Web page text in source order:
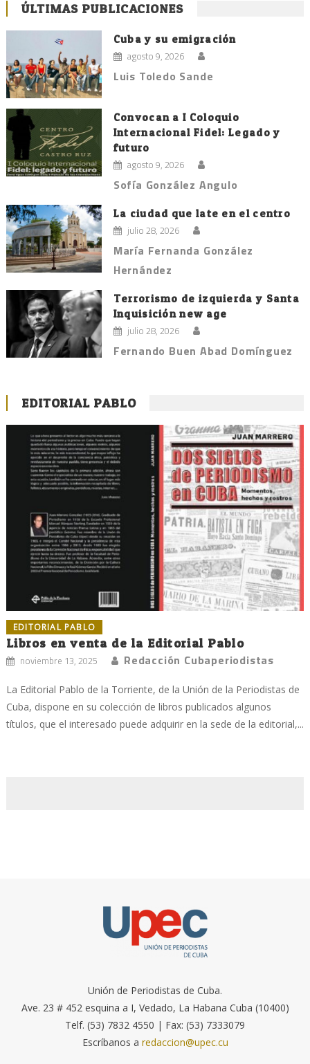
ÚLTIMAS PUBLICACIONES
Cuba y su emigración
agosto 9, 2026
Luis Toledo Sande
Convocan a I Coloquio
Internacional Fidel: Legado y
futuro
agosto 9, 2026
Sofía González Angulo
La ciudad que late en el centro
julio 28, 2026
María Fernanda González
Hernández
Terrorismo de izquierda y Santa
Inquisición new age
julio 28, 2026
Fernando Buen Abad Domínguez
EDITORIAL PABLO
EDITORIAL PABLO
Libros en venta de la Editorial Pablo
noviembre 13, 2025 Redacción Cubaperiodistas
La Editorial Pablo de la Torriente, de la Unión de la Periodistas de
Cuba, dispone en su colección de libros publicados algunos
títulos, que el interesado puede adquirir en la sede de la editorial,...
Unión de Periodistas de Cuba.
Ave. 23 # 452 esquina a I, Vedado, La Habana Cuba (10400)
Telf. (53) 7832 4550 | Fax: (53) 7333079
Escríbanos a redaccion@upec.cu